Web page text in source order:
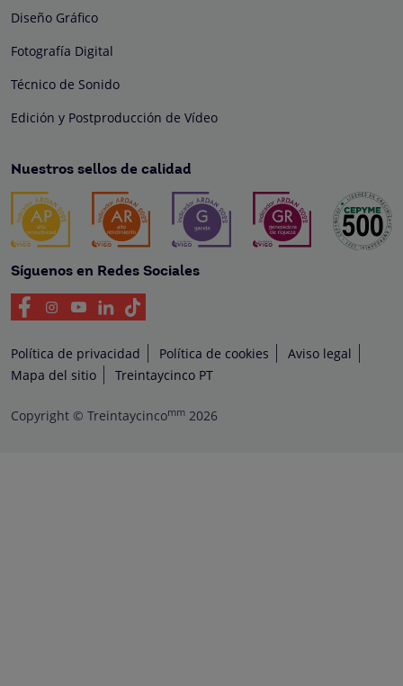
Diseño Gráfico
Fotografía Digital
Técnico de Sonido
Edición y Postproducción de Vídeo
Nuestros sellos de calidad
Síguenos en Redes Sociales
Copyright © Treintaycincomm 2026
Política de privacidad Política de cookies
Aviso legal
Mapa del sitio
Treintaycinco PT